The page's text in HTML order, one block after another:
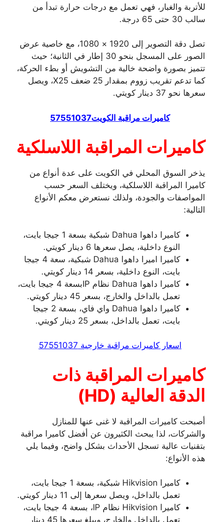
للأتربة والغبار، فهي تعمل مع درجات حرارة تبدأ من
سالب 30 حتى 65 درجة.
تصل دقة التصوير إلى 1920 × 1080، مع خاصية عرض
الصور على المسجل بنحو 30 إطار في الثانية؛ حيث
تتميز بصورة واضحة خالية من التشويش أو بطء الحركة،
كما تدعم تقريب زووم بمقدار 25 ضعف X25، ويصل
سعرها نحو 37 دينار كويتي.
كاميرات مراقبة الكويت57551037
كاميرات المراقبة اللاسلكية
يذخر السوق المحلي في الكويت على عدة أنواع من
كاميرا المراقبة اللاسلكية، ويختلف السعر حسب
المواصفات والجودة، ولذلك نستعرض معكم الأنواع
التالية:
كاميرا داهوا Dahua شبكية بسعة 1 جيجا بايت،
النوع داخلية، يصل سعرها 6 دينار كويتي.
كاميرا اميرا داهوا Dahua شبكية، سعة 4 جيجا
بايت، النوع داخلية، بسعر 14 دينار كويتي.
كاميرا داهوا Dahua نظام IPبسعة 4 جيجا بايت،
تعمل بالداخل والخارج، بسعر 45 دينار كويتي.
كاميرا داهوا Dahua واي فاي، بسعة 2 جيجا
بايت، تعمل بالداخل، بسعر 25 دينار كويتي.
اسعار كاميرات مراقبة خارجية 57551037
كاميرات المراقبة ذات
الدقة العالية (
HD
)
أصبحت كاميرات المراقبة لا غنى عنها للمنازل
والشركات، لذا يبحث الكثيرون عن أفضل كاميرا مراقبة
بتقنيات عالية تسجل الأحداث بشكل واضح، وفيما يلي
هذه الأنواع:
كاميرا Hikvision شبكية، بسعة 1 جيجا بايت،
تعمل بالداخل، ويصل سعرها إلى 11 دينار كويتي.
كاميرا Hikvision نظام IP، بسعة 4 جيجا بايت،
تعمل بالداخل والخارج، ويبلغ سعرها 45 دينار